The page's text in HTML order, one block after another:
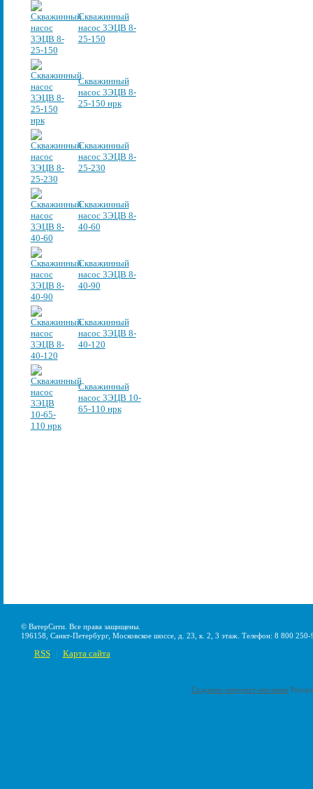
Скважинный
насос 3ЭЦВ 8-
25-150
Скважинный
насос 3ЭЦВ 8-
25-150 нрк
Скважинный
насос 3ЭЦВ 8-
25-230
Скважинный
насос 3ЭЦВ 8-
40-60
Скважинный
насос 3ЭЦВ 8-
40-90
Скважинный
насос 3ЭЦВ 8-
40-120
Скважинный
насос 3ЭЦВ 10-
65-110 нрк
© ВатерСити. Все права защищены.
196158, Санкт-Петербург, Московское шоссе, д. 23, к. 2, 3 этаж. Телефон: 8 800
RSS Карта сайта
Создание интернет-магазина